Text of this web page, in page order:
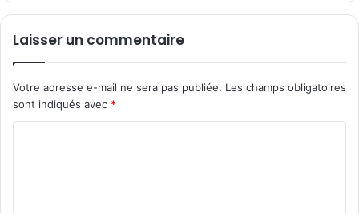
Laisser un commentaire
Votre adresse e-mail ne sera pas publiée. Les champs obligatoires
sont indiqués avec *